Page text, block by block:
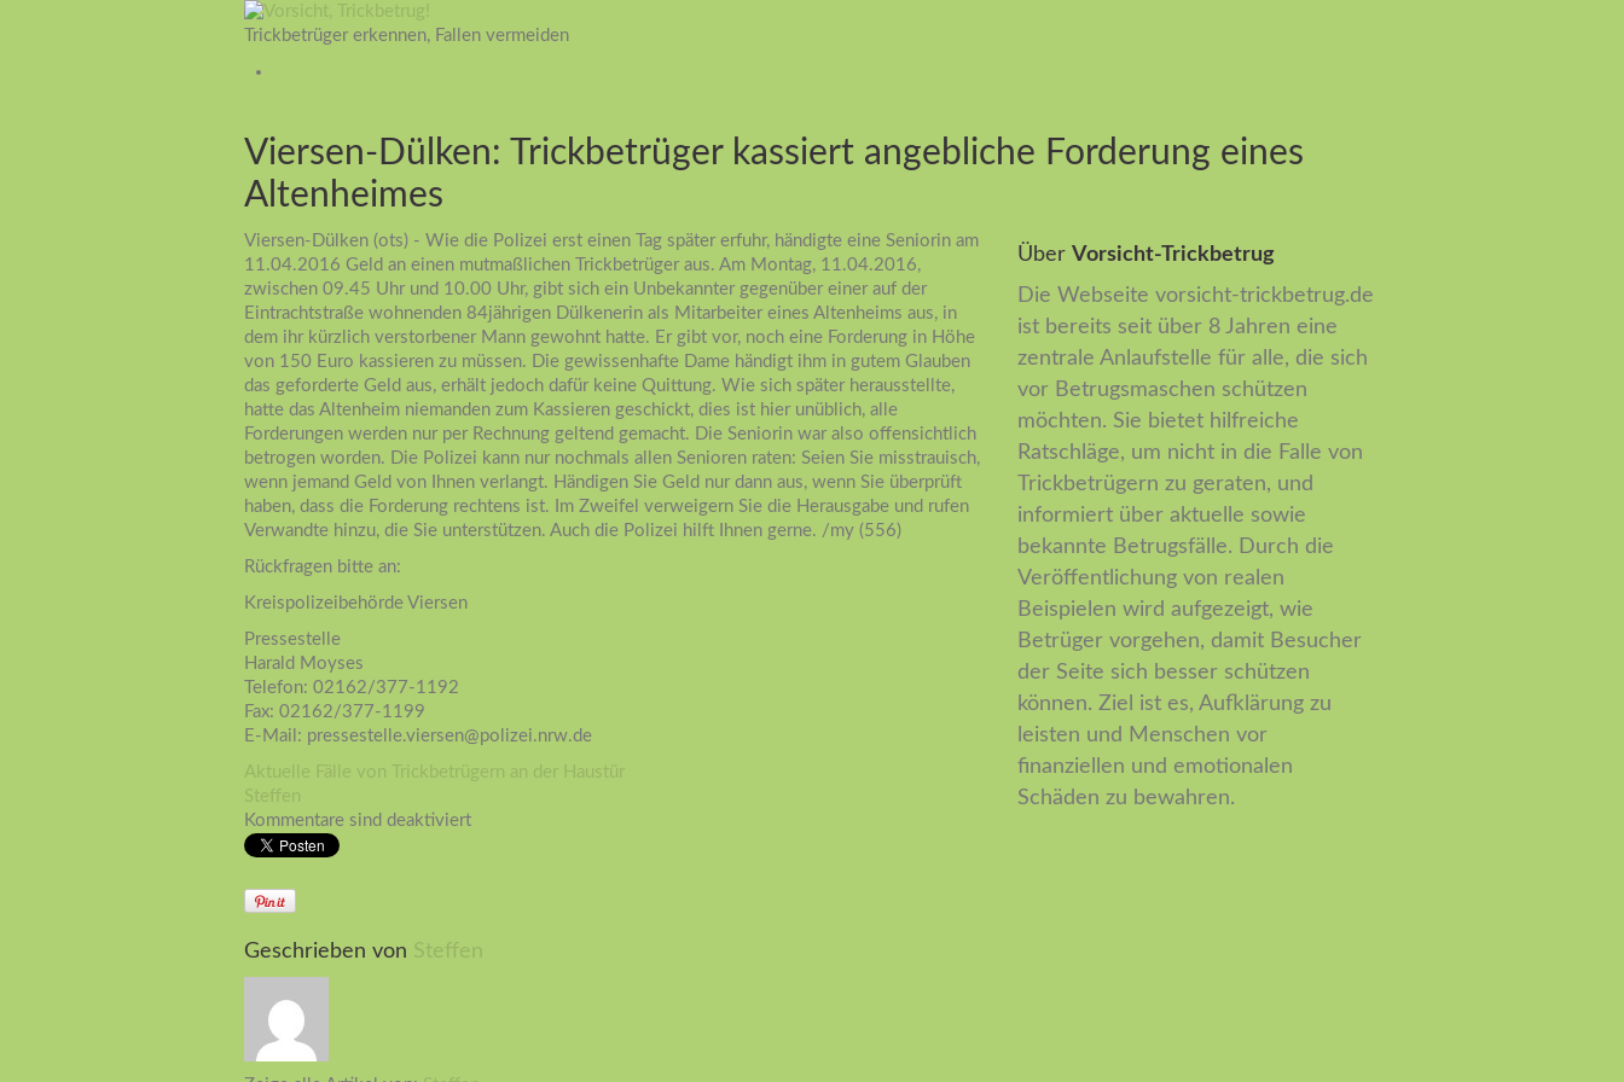
Trickbetrüger erkennen, Fallen vermeiden
Viersen-Dülken: Trickbetrüger kassiert angebliche Forderung eines
Altenheimes
Viersen-Dülken (ots) - Wie die Polizei erst einen Tag später erfuhr, händigte eine Seniorin am
11.04.2016 Geld an einen mutmaßlichen Trickbetrüger aus. Am Montag, 11.04.2016,
zwischen 09.45 Uhr und 10.00 Uhr, gibt sich ein Unbekannter gegenüber einer auf der
Eintrachtstraße wohnenden 84jährigen Dülkenerin als Mitarbeiter eines Altenheims aus, in
dem ihr kürzlich verstorbener Mann gewohnt hatte. Er gibt vor, noch eine Forderung in Höhe
von 150 Euro kassieren zu müssen. Die gewissenhafte Dame händigt ihm in gutem Glauben
das geforderte Geld aus, erhält jedoch dafür keine Quittung. Wie sich später herausstellte,
hatte das Altenheim niemanden zum Kassieren geschickt, dies ist hier unüblich, alle
Forderungen werden nur per Rechnung geltend gemacht. Die Seniorin war also offensichtlich
betrogen worden. Die Polizei kann nur nochmals allen Senioren raten: Seien Sie misstrauisch,
wenn jemand Geld von Ihnen verlangt. Händigen Sie Geld nur dann aus, wenn Sie überprüft
haben, dass die Forderung rechtens ist. Im Zweifel verweigern Sie die Herausgabe und rufen
Verwandte hinzu, die Sie unterstützen. Auch die Polizei hilft Ihnen gerne. /my (556)
Rückfragen bitte an:
Kreispolizeibehörde Viersen
Pressestelle
Harald Moyses
Telefon: 02162/377-1192
Fax: 02162/377-1199
E-Mail: pressestelle.viersen@polizei.nrw.de
Aktuelle Fälle von Trickbetrügern an der Haustür
Steffen
Kommentare sind deaktiviert
Geschrieben von Steffen
Über Vorsicht-Trickbetrug
Die Webseite vorsicht-trickbetrug.de
ist bereits seit über 8 Jahren eine
zentrale Anlaufstelle für alle, die sich
vor Betrugsmaschen schützen
möchten. Sie bietet hilfreiche
Ratschläge, um nicht in die Falle von
Trickbetrügern zu geraten, und
informiert über aktuelle sowie
bekannte Betrugsfälle. Durch die
Veröffentlichung von realen
Beispielen wird aufgezeigt, wie
Betrüger vorgehen, damit Besucher
der Seite sich besser schützen
können. Ziel ist es, Aufklärung zu
leisten und Menschen vor
finanziellen und emotionalen
Schäden zu bewahren.